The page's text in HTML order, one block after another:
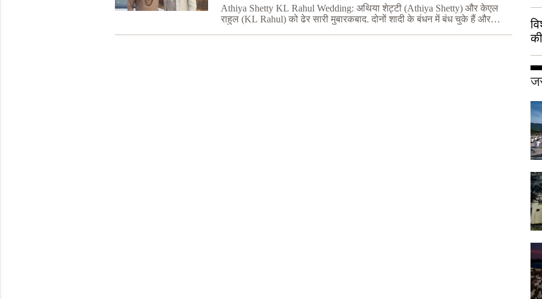
Athiya Shetty KL Rahul Wedding: अथिया शेट्टी (Athiya Shetty) और केएल
राहुल (KL Rahul) को ढेर सारी मुबारकबाद. दोनों शादी के बंधन में बंध चुके हैं और
हुई